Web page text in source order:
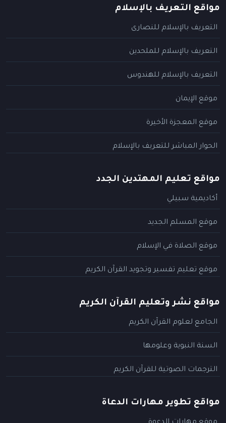
مواقع التعريف بالإسلام
التعريف بالإسلام للنصارى
التعريف بالإسلام للملحدين
التعريف بالإسلام للهندوس
موقع الإيمان
موقع المعجزة الأخيرة
الحوار المباشر للتعريف بالإسلام
مواقع تعليم المهتدين الجدد
أكاديمية سبيلي
موقع المسلم الجديد
موقع الصلاة في الإسلام
موقع تعليم تفسير وتجويد القرآن الكريم
مواقع نشر وتعليم القرآن الكريم
الجامع لعلوم القرآن الكريم
السنة النبوية وعلومها
الترجمات الصوتية للقرآن الكريم
مواقع تطوير مهارات الدعاة